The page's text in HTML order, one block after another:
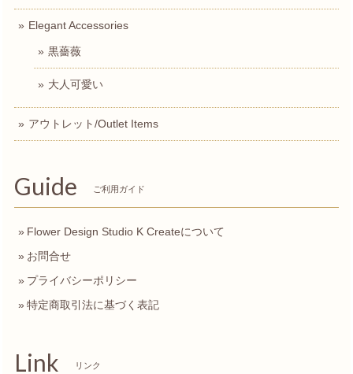
Elegant Accessories
黒薔薇
大人可愛い
アウトレット/Outlet Items
Guide ご利用ガイド
Flower Design Studio K Createについて
お問合せ
プライバシーポリシー
特定商取引法に基づく表記
Link リンク